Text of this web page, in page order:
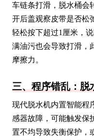
车链条打滑，脱水桶会
开后盖观察皮带是否松
轻松按下超过1厘米，
满油污也会导致打滑，
摩擦力。
三、程序错乱：脱
现代脱水机内置智能程
感器故障，可能触发保
置不均导致失衡保护，